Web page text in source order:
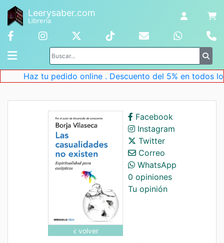
Leerysaber.com
Librería
Haz tu pedido online . Descuento del 5% en todos
volver
Facebook
Instagram
Twitter
Correo
WhatsApp
0 opiniones
Tu opinión